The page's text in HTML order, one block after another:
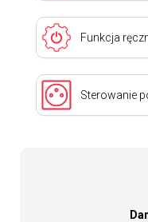
Funkcja
Sterowanie